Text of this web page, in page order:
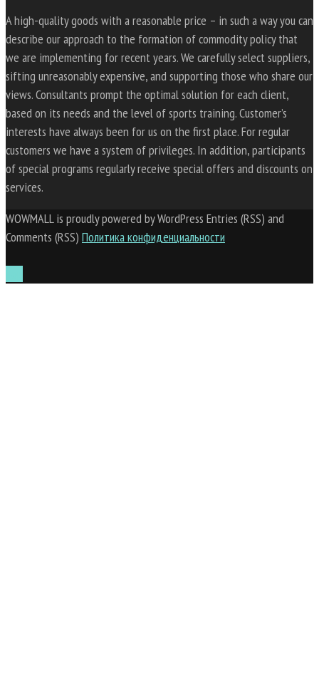
A high-quality goods with a reasonable price – in such a way you can
describe our approach to the formation of commodity policy that
we are implementing for recent years. We carefully select suppliers,
sifting unreasonably expensive, and supporting those who share our
views. Consultants prompt the optimal solution for each client,
based on its needs and the level of sports training. Customer’s
interests have always been for us on the first place. For regular
customers we have a system of privileges. In addition, participants
of special programs regularly receive special offers and discounts on
services.
WOWMALL is proudly powered by WordPress Entries (RSS) and
Comments (RSS) Политика конфиденциальности